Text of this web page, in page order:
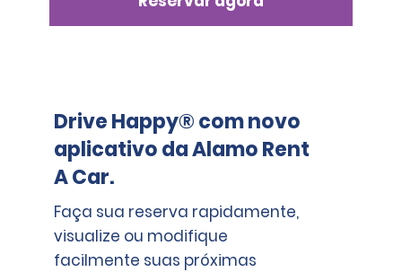
Drive Happy® com novo
aplicativo da Alamo Rent
A Car.
Faça sua reserva rapidamente,
visualize ou modifique
facilmente suas próximas